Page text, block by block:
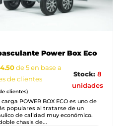
Power Box Eco
4.50de 5 en base a
de clientes
clientes)
Stock: 8
unidades
POWER BOX ECO es uno de
populares al tratarse de un
de calidad muy económico.
chasis de...